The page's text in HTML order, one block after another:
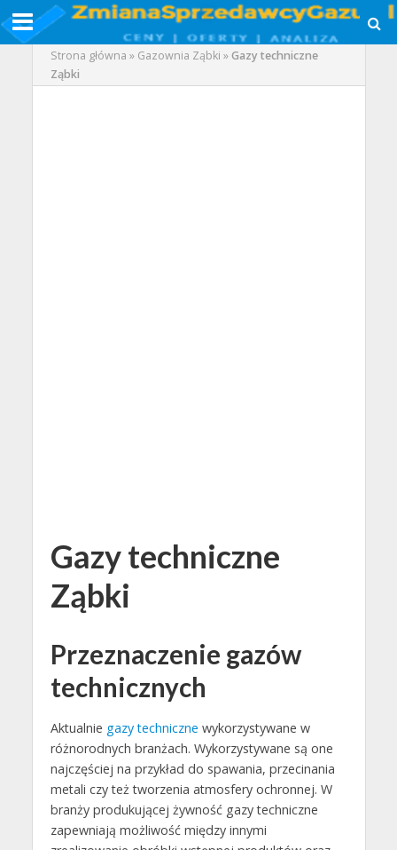
Strona główna » Gazownia Ząbki »Gazy techniczne
Ząbki
Gazy techniczne
Ząbki
Przeznaczenie gazów
technicznych
Aktualnie gazy techniczne wykorzystywane w
różnorodnych branżach. Wykorzystywane są one
najczęściej na przykład do spawania, przecinania
metali czy też tworzenia atmosfery ochronnej. W
branży produkującej żywność gazy techniczne
zapewniają możliwość między innymi